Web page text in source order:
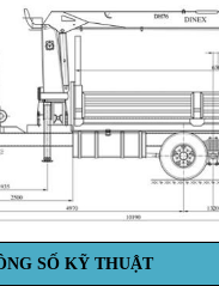
SỐ KỸ THUẬT